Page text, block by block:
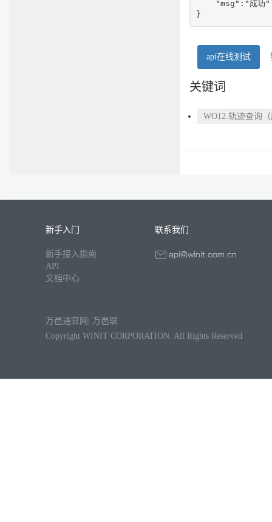
    "msg":"成功"
}
api在线测试
关键词
WO12.轨迹查询
新手入门
新手接入指南
API
文档中心
联系我们
万邑通官网
万邑联
Copyright WINIT CORPORATION. All Rights Reserved